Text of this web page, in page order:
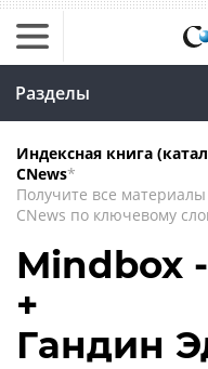
Разделы
Индексная книга
CNews*
Получите все материалы
CNews по ключевому
Mindbox
+
Гандин